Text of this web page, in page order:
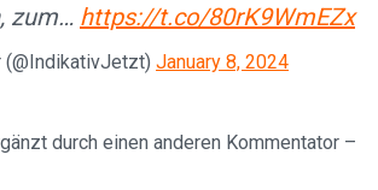
zum… https://t.co/80rK9WmEZx
January 8, 2024
durch einen anderen Kommentator –